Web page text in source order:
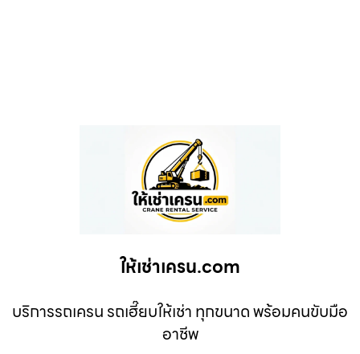
ให้เช่าเครน.com
บริการรถเครน รถเฮี๊ยบให้เช่า ทุกขนาด พร้อมคนขับมือ
อาชีพ